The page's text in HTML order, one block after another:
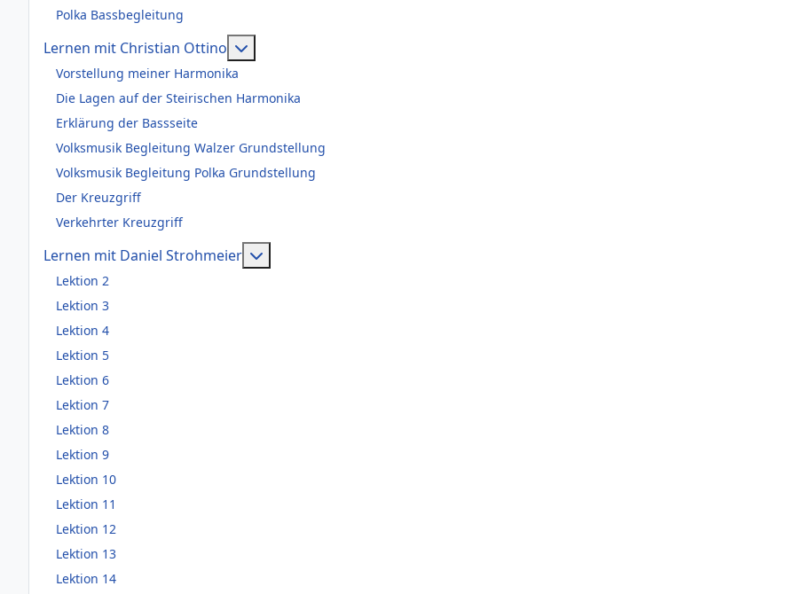
Polka Bassbegleitung
Lernen mit Christian Ottino
Vorstellung meiner Harmonika
Die Lagen auf der Steirischen Harmonika
Erklärung der Bassseite
Volksmusik Begleitung Walzer Grundstellung
Volksmusik Begleitung Polka Grundstellung
Der Kreuzgriff
Verkehrter Kreuzgriff
Lernen mit Daniel Strohmeier
Lektion 2
Lektion 3
Lektion 4
Lektion 5
Lektion 6
Lektion 7
Lektion 8
Lektion 9
Lektion 10
Lektion 11
Lektion 12
Lektion 13
Lektion 14